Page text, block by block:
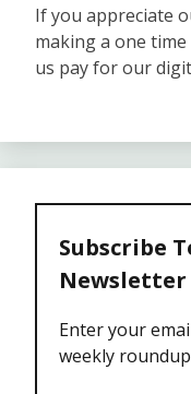
If you appreciate
making a one
us pay for our
Subscribe
Newsletter
Enter your
weekly